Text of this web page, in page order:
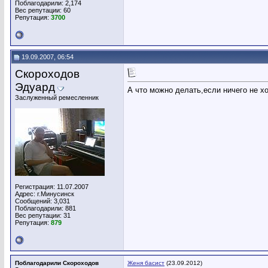
Поблагодарили: 2,174
Вес репутации: 60
Репутация: 3700
19.09.2007, 06:54
Скороходов
Эдуард
Заслуженный ремесленник
Регистрация: 11.07.2007
Адрес: г.Минусинск
Сообщений: 3,031
Поблагодарили: 881
Вес репутации: 31
Репутация: 879
А что можно делать,если ничего не
Поблагодарили Скороходов
Женя басист (23.09.2012)